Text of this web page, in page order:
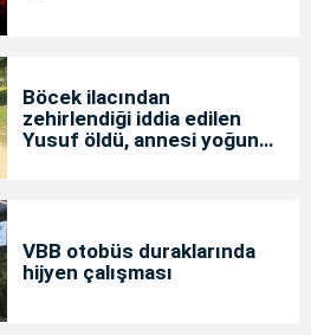
Böcek ilacından
zehirlendiği iddia edilen
Yusuf öldü, annesi yoğun
VBB otobüs duraklarında
hijyen çalışması